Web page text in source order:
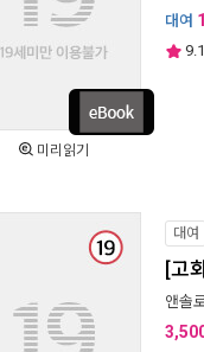
미리읽기
대여
9.1
대여
[고
앤솔